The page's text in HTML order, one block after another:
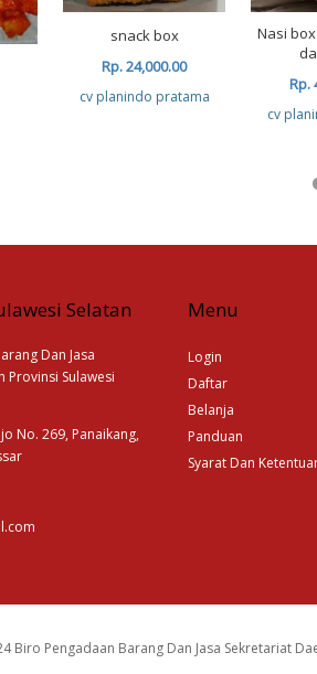
snack box
Rp. 24,000.00
cv planindo pratama
Nasi
Rp.
cv
Selatan
Dan Jasa
Provinsi Sulawesi
No. 269, Panaikang,
Menu
Login
Daftar
Belanja
Panduan
Syarat Dan
Biro Pengadaan Barang Dan Jasa Sekretariat